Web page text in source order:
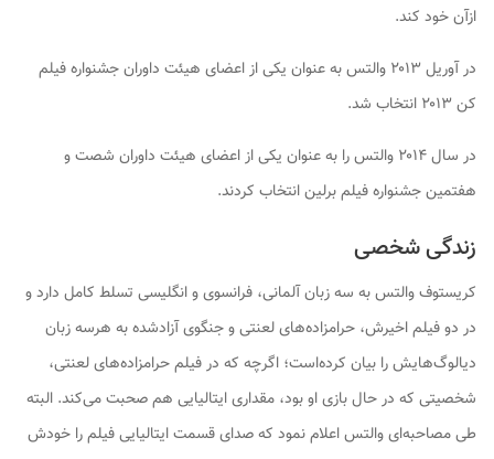
ازآن خود کند.
در آوریل ۲۰۱۳ والتس به عنوان یکی از اعضای هیئت داوران جشنواره فیلم
کن ۲۰۱۳ انتخاب شد.
در سال ۲۰۱۴ والتس را به عنوان یکی از اعضای هیئت داوران شصت و
هفتمین جشنواره فیلم برلین انتخاب کردند.
زندگی شخصی
کریستوف والتس به سه زبان آلمانی، فرانسوی و انگلیسی تسلط کامل دارد و
در دو فیلم اخیرش، حرامزاده‌های لعنتی و جنگوی آزادشده به هرسه زبان
دیالوگ‌هایش را بیان کرده‌است؛ اگرچه که در فیلم حرامزاده‌های لعنتی،
شخصیتی که در حال بازی او بود، مقداری ایتالیایی هم صحبت می‌کند. البته
طی مصاحبه‌ای والتس اعلام نمود که صدای قسمت ایتالیایی فیلم را خودش